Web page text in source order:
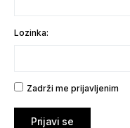
Lozinka:
Zadrži me prijavljenim
Prijavi se